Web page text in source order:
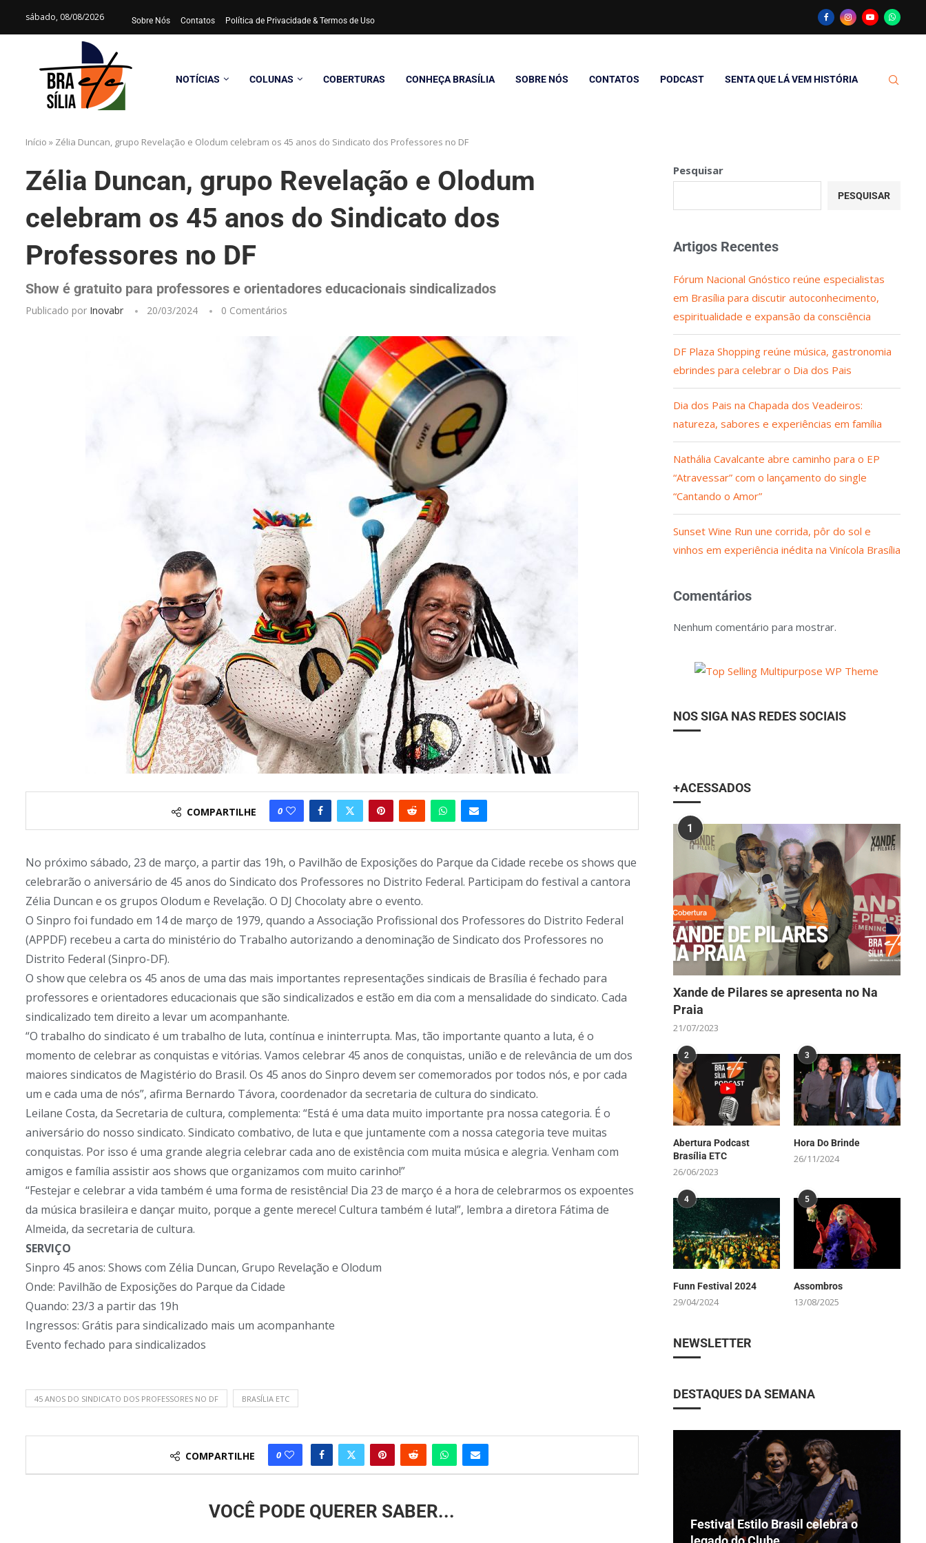
sábado, 08/08/2026 Sobre Nós Contatos Política de Privacidade & Termos de Uso
NOTÍCIAS COLUNAS COBERTURAS CONHEÇA BRASÍLIA SOBRE NÓS CONTATOS PODCAST SENTA QUE LÁ VEM HISTÓRIA
Início » Zélia Duncan, grupo Revelação e Olodum celebram os 45 anos do Sindicato dos Professores no DF
Zélia Duncan, grupo Revelação e Olodum
celebram os 45 anos do Sindicato dos
Professores no DF
Show é gratuito para professores e orientadores educacionais sindicalizados
Publicado por Inovabr 20/03/2024 0 Comentários
COMPARTILHE 0
No próximo sábado, 23 de março, a partir das 19h, o Pavilhão de Exposições do Parque da Cidade recebe os shows que
celebrarão o aniversário de 45 anos do Sindicato dos Professores no Distrito Federal. Participam do festival a cantora
Zélia Duncan e os grupos Olodum e Revelação. O DJ Chocolaty abre o evento.
O Sinpro foi fundado em 14 de março de 1979, quando a Associação Profissional dos Professores do Distrito Federal
(APPDF) recebeu a carta do ministério do Trabalho autorizando a denominação de Sindicato dos Professores no
Distrito Federal (Sinpro-DF).
O show que celebra os 45 anos de uma das mais importantes representações sindicais de Brasília é fechado para
professores e orientadores educacionais que são sindicalizados e estão em dia com a mensalidade do sindicato. Cada
sindicalizado tem direito a levar um acompanhante.
“O trabalho do sindicato é um trabalho de luta, contínua e ininterrupta. Mas, tão importante quanto a luta, é o
momento de celebrar as conquistas e vitórias. Vamos celebrar 45 anos de conquistas, união e de relevância de um dos
maiores sindicatos de Magistério do Brasil. Os 45 anos do Sinpro devem ser comemorados por todos nós, e por cada
um e cada uma de nós”, afirma Bernardo Távora, coordenador da secretaria de cultura do sindicato.
Leilane Costa, da Secretaria de cultura, complementa: “Está é uma data muito importante pra nossa categoria. É o
aniversário do nosso sindicato. Sindicato combativo, de luta e que juntamente com a nossa categoria teve muitas
conquistas. Por isso é uma grande alegria celebrar cada ano de existência com muita música e alegria. Venham com
amigos e família assistir aos shows que organizamos com muito carinho!”
“Festejar e celebrar a vida também é uma forma de resistência! Dia 23 de março é a hora de celebrarmos os expoentes
da música brasileira e dançar muito, porque a gente merece! Cultura também é luta!”, lembra a diretora Fátima de
Almeida, da secretaria de cultura.
SERVIÇO
Sinpro 45 anos: Shows com Zélia Duncan, Grupo Revelação e Olodum
Onde: Pavilhão de Exposições do Parque da Cidade
Quando: 23/3 a partir das 19h
Ingressos: Grátis para sindicalizado mais um acompanhante
Evento fechado para sindicalizados
45 ANOS DO SINDICATO DOS PROFESSORES NO DF BRASÍLIA ETC
COMPARTILHE 0
VOCÊ PODE QUERER SABER...
Pesquisar
PESQUISAR
Artigos Recentes
Fórum Nacional Gnóstico reúne especialistas
em Brasília para discutir autoconhecimento,
espiritualidade e expansão da consciência
DF Plaza Shopping reúne música, gastronomia
ebrindes para celebrar o Dia dos Pais
Dia dos Pais na Chapada dos Veadeiros:
natureza, sabores e experiências em família
Nathália Cavalcante abre caminho para o EP
“Atravessar” com o lançamento do single
“Cantando o Amor”
Sunset Wine Run une corrida, pôr do sol e
vinhos em experiência inédita na Vinícola Brasília
Comentários
Nenhum comentário para mostrar.
NOS SIGA NAS REDES SOCIAIS
+ACESSADOS
1
Xande de Pilares se apresenta no Na
Praia
21/07/2023
2
Abertura Podcast
Brasília ETC
26/06/2023
3
Hora Do Brinde
26/11/2024
4
Funn Festival 2024
29/04/2024
5
Assombros
13/08/2025
NEWSLETTER
DESTAQUES DA SEMANA
Festival Estilo Brasil celebra o